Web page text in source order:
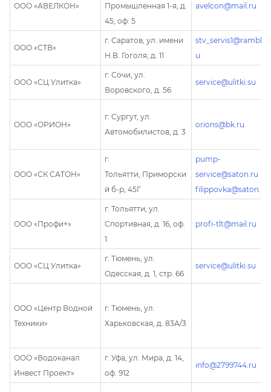
ООО «АВЕЛКОН»
Промышленная 1-я, д.
45, оф. 5
avelcon@mail.ru
ООО «СТВ»
г. Саратов, ул. имени
Н.В. Гоголя, д. 11
u
ООО «СЦ Улитка»
г. Сочи, ул.
Воровского, д. 56
service@ulitki.su
ООО «ОРИОН»
г. Сургут, ул.
Автомобилистов, д. 3
orions@bk.ru
ООО «СК САТОН»
г.
Тольятти, Приморски
й б-р, 45Г
pump-
service@saton.ru
filippovka@saton.ru;
ООО «Профи+»
г. Тольятти, ул.
Спортивная, д. 16, оф.
1
profi-tlt@mail.ru
ООО «СЦ Улитка»
г. Тюмень, ул.
Одесская, д. 1, стр. 66
service@ulitki.su
ООО «Центр Водной
Техники»
г. Тюмень, ул.
Харьковская, д. 83А/3
ООО «Водоканал
Инвест Проект»
г. Уфа, ул. Мира, д. 14,
оф. 912
info@2799744.ru